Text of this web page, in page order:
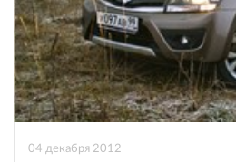
04 декабря 2012